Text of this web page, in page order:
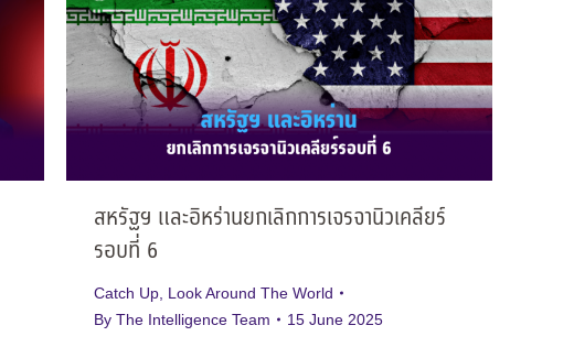
สหรัฐฯ และอิหร่านยกเลิกการเจรจานิวเคลียร์
รอบที่ 6
Catch Up Look Around The World
By The Intelligence Team 15 June 2025